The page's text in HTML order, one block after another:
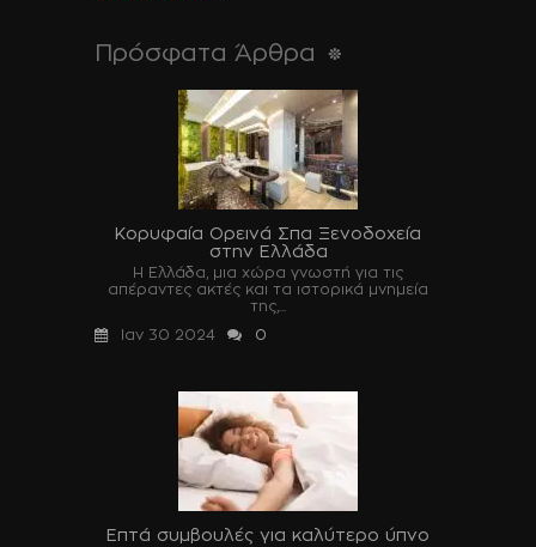
Πρόσφατα Άρθρα
Κορυφαία Ορεινά Σπα Ξενοδοχεία
στην Ελλάδα
Η Ελλάδα, μια χώρα γνωστή για τις
απέραντες ακτές και τα ιστορικά μνημεία
της,...
Ιαν 30 2024
0
Επτά συμβουλές για καλύτερο ύπνο